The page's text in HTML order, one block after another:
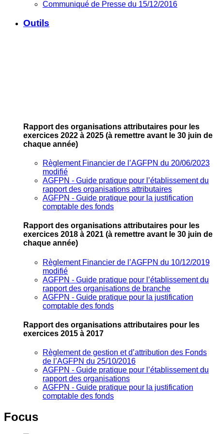
Communiqué de Presse du 15/12/2016
Outils
Rapport des organisations attributaires pour les
exercices 2022 à 2025 (à remettre avant le 30 juin de
chaque année)
Règlement Financier de l’AGFPN du 20/06/2023
modifié
AGFPN ‐ Guide pratique pour l’établissement du
rapport des organisations attributaires
AGFPN ‐ Guide pratique pour la justification
comptable des fonds
Rapport des organisations attributaires pour les
exercices 2018 à 2021 (à remettre avant le 30 juin de
chaque année)
Règlement Financier de l’AGFPN du 10/12/2019
modifié
AGFPN ‐ Guide pratique pour l’établissement du
rapport des organisations de branche
AGFPN ‐ Guide pratique pour la justification
comptable des fonds
Rapport des organisations attributaires pour les
exercices 2015 à 2017
Règlement de gestion et d’attribution des Fonds
de l’AGFPN du 25/10/2016
AGFPN ‐ Guide pratique pour l’établissement du
rapport des organisations
AGFPN ‐ Guide pratique pour la justification
comptable des fonds
Focus